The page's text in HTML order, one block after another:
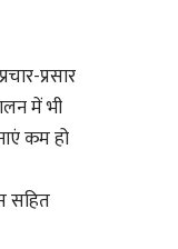
प्रसार
में भी
कम हो
सहित